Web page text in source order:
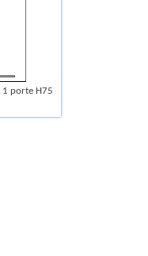
1 porte H75